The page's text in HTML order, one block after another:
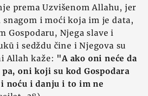
prema Uzvišenom Allahu, jer
snagom i moći koja im je data,
Gospodaru, Njega slave i
i sedždu čine i Njegova su
Allah kaže: "A ako oni neće da
oni koji su kod Gospodara
i noću i danju i to im ne